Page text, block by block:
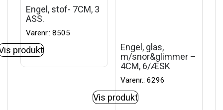
Engel, stof- 7CM, 3
ASS.
Varenr.: 8505
produkt
Engel, glas,
m/snor&glimmer –
4CM, 6/ÆSK
Varenr.: 6296
Vis produkt